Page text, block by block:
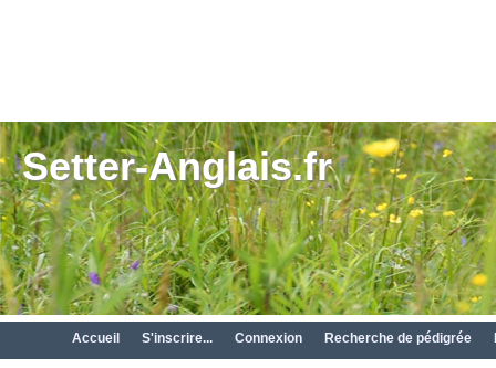
Setter-Anglais.fr
Accueil S'inscrire... Connexion Recherche de pédigrée